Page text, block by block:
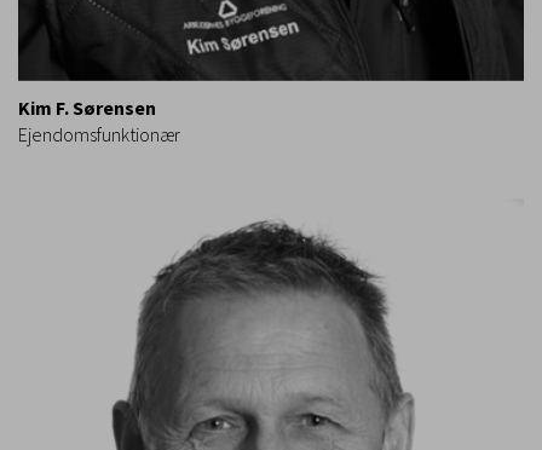
Kim F. Sørensen
Ejendomsfunktionær